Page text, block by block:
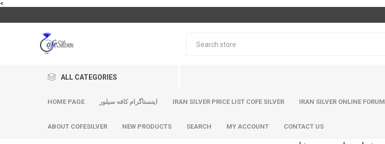
<
ALL CATEGORIES
HOME PAGE اینستاگرام کافه سیلور IRAN SILVER PRICE LIST COFE SILVER IRAN SILVER ONLINE FORUM
ABOUT COFESILVER NEW PRODUCTS SEARCH MY ACCOUNT CONTACT US